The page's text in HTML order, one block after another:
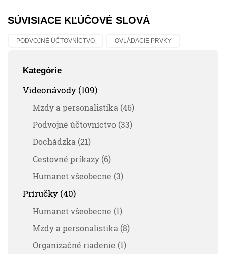
SÚVISIACE KĽÚČOVÉ SLOVÁ
PODVOJNÉ ÚČTOVNÍCTVO OVLÁDACIE PRVKY
Kategórie
Videonávody (109)
Mzdy a personalistika (46)
Podvojné účtovníctvo (33)
Dochádzka (21)
Cestovné príkazy (6)
Humanet všeobecne (3)
Príručky (40)
Humanet všeobecne (1)
Mzdy a personalistika (8)
Organizačné riadenie (1)